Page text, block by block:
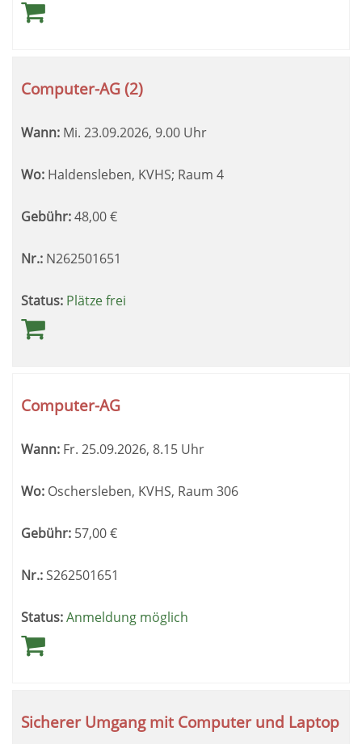
Computer-AG (2)
Wann: Mi. 23.09.2026, 9.00 Uhr
Wo: Haldensleben, KVHS; Raum 4
Gebühr:48,00€
Nr.: N262501651
Status: Plätze frei
Computer-AG
Wann: Fr. 25.09.2026, 8.15 Uhr
Wo: Oschersleben, KVHS, Raum 306
Gebühr: 57,00€
Nr.:S262501651
Status:Anmeldung möglich
Sicherer Umgang mit Computer und Laptop